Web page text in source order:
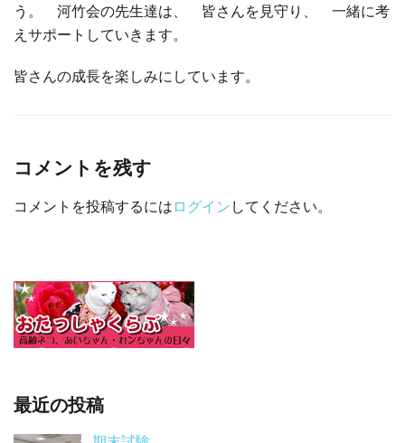
う。 河竹会の先生達は、 皆さんを見守り、 一緒に考
えサポートしていきます。
皆さんの成長を楽しみにしています。
コメントを残す
コメントを投稿するには ログイン してください。
最近の投稿